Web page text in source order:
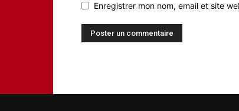
Enregistrer mon nom, email et site